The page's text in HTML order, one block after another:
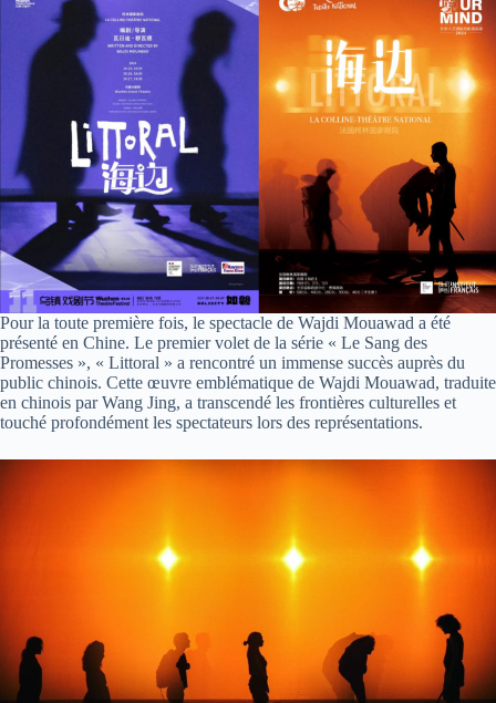
Pour la toute première fois, le spectacle de Wajdi Mouawad a été
présenté en Chine. Le premier volet de la série « Le Sang des
Promesses », « Littoral » a rencontré un immense succès auprès du
public chinois. Cette œuvre emblématique de Wajdi Mouawad, traduite
en chinois par Wang Jing, a transcendé les frontières culturelles et
touché profondément les spectateurs lors des représentations.